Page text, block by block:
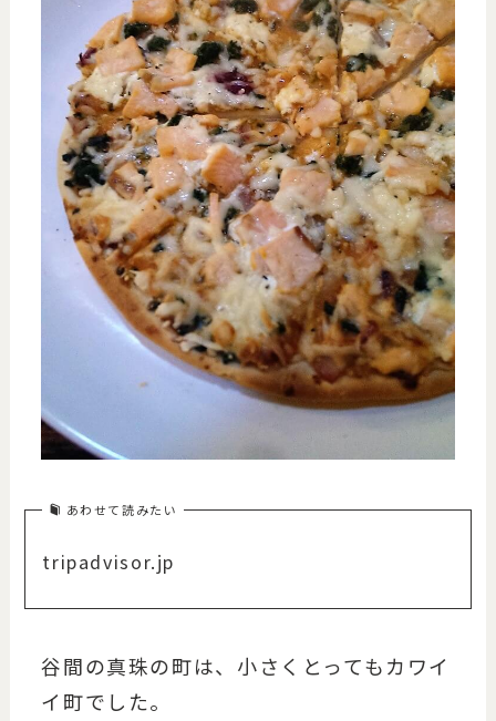
あわせて読みたい
tripadvisor.jp
谷間の真珠の町は、小さくとってもカワイ
イ町でした。